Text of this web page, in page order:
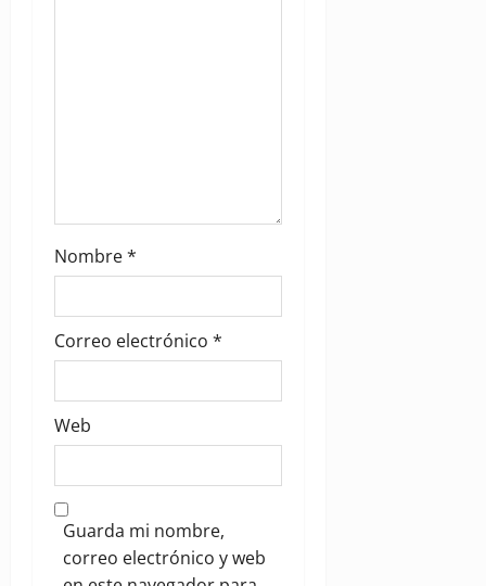
Nombre*
Correo electrónico *
Web
Guarda mi nombre,
correo electrónico y web